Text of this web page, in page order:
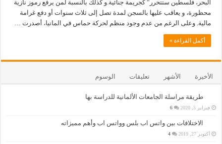
البحر، فلسطين ستتحرر” كجريمة جنائية.و كذلك بالنسبة لمن يرفع رموز نازية
محظورة، و يعاقب عليها بالسجن لمدة تصل إلى ثلاث سنوات أو دفع غرامة
مالية. وعلى الرغم من عدم وجود منظم لحركة حماس في المانيا، أصدرت …
أكمل القراءة »
الأخيرة الأشهر تعليقات الوسوم
طريقة مراسلة الجامعات الألمانية للدراسة بها
فبراير 5, 2020 6
الاختلافات بين واتس اب بلس وواتس اب وأهم مميزاته
أكتوبر 27, 2019 4